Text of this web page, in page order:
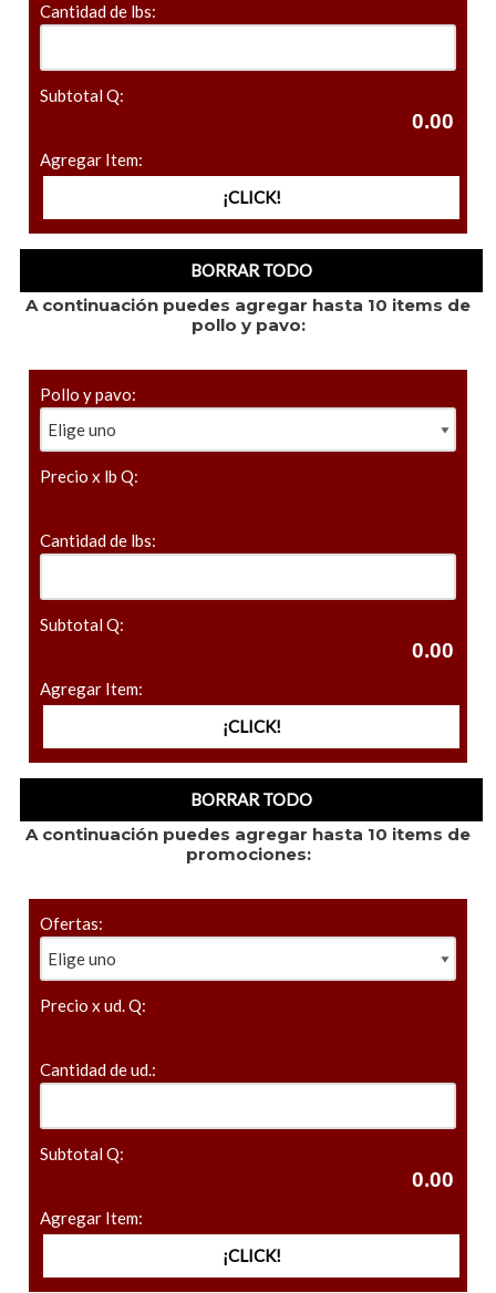
Cantidad de lbs:
Subtotal Q:
Agregar Item:
A continuación puedes agregar hasta 10 items de
pollo y pavo:
Pollo y pavo:
Precio x lb Q:
Cantidad de lbs:
Subtotal Q:
Agregar Item:
A continuación puedes agregar hasta 10 items de
promociones:
Ofertas:
Precio x ud. Q:
Cantidad de ud.:
Subtotal Q:
Agregar Item: